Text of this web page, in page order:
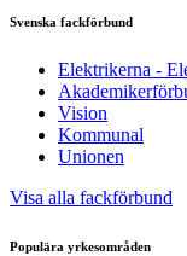
Svenska fackförbund
Elektrikerna -
Vision
Kommunal
Unionen
Visa alla fackförbund
Populära yrkesområden